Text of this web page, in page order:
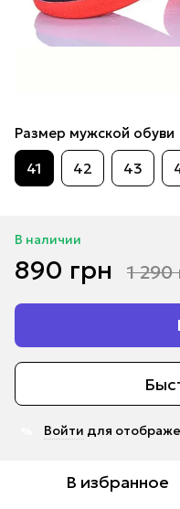
Размер мужской обуви
41 42 43
В наличии
890 грн 1 290
Войти для
В избранное